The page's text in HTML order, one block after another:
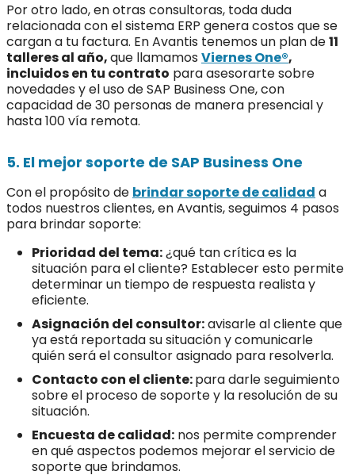
Por otro lado, en otras consultoras, toda duda
relacionada con el sistema ERP genera costos que se
cargan a tu factura. En Avantis tenemos un plan de11
talleres al año,que llamamos Viernes One®,
incluidos en tu contrato para asesorarte sobre
novedades y el uso de SAP Business One, con
capacidad de 30 personas de manera presencial y
hasta 100 vía remota.
5. El mejor soporte de SAP Business One
Con el propósito de brindar soporte de calidad a
todos nuestros clientes, en Avantis, seguimos 4 pasos
para brindar soporte:
Prioridad del tema:¿qué tan crítica es la
situación para el cliente? Establecer esto permite
determinar un tiempo de respuesta realista y
eficiente.
Asignación del consultor:avisarle al cliente que
ya está reportada su situación y comunicarle
quién será el consultor asignado para resolverla.
Contacto con el cliente:para darle seguimiento
sobre el proceso de soporte y la resolución de su
situación.
Encuesta de calidad: nos permite comprender
en qué aspectos podemos mejorar el servicio de
soporte que brindamos.